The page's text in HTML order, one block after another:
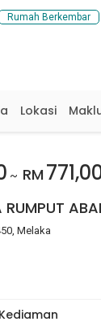
Rumah Berkembar
Lokasi
~ RM
Melaka
Kediaman